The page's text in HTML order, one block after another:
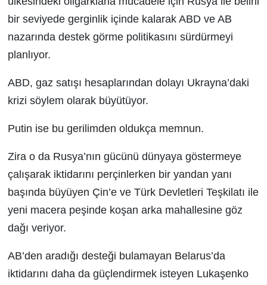
bir seviyede gerginlik içinde kalarak ABD ve AB
nazarında destek görme politikasını sürdürmeyi
planlıyor.
ABD, gaz satışı hesaplarından dolayı Ukrayna’daki
krizi söylem olarak büyütüyor.
Putin ise bu gerilimden oldukça memnun.
Zira o da Rusya’nın gücünü dünyaya göstermeye
çalışarak iktidarını perçinlerken bir yandan yanı
başında büyüyen Çin’e ve Türk Devletleri Teşkilatı ile
yeni macera peşinde koşan arka mahallesine göz
dağı veriyor.
AB’den aradığı desteği bulamayan Belarus’da
iktidarını daha da güçlendirmek isteyen Lukaşenko